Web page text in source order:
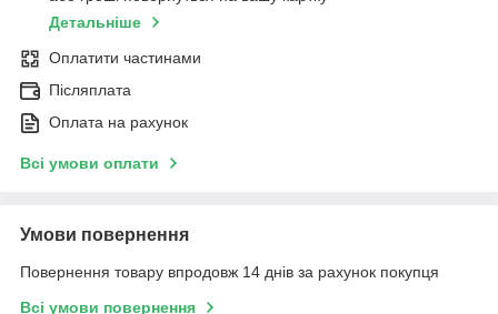
Детальніше
Оплатити частинами
Післяплата
Оплата на рахунок
Всі умови оплати
Умови повернення
Повернення товару впродовж 14 днів за рахунок покупця
Всі умови повернення